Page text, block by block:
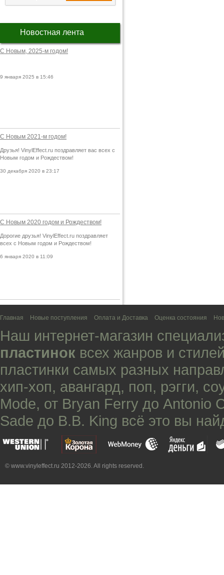
Новостная лента
С Новым, 2025-м годом!
9 января 2025 в 15:46
С Новым 2021-м годом!
Друзья! VinylEffect.ru поздравляет вас всех с
Новым годом и Рождеством!
30 декабря 2020 в 23:17
С Новым 2020 годом и Рождеством!
Дорогие друзья! VinylEffect.ru поздравляет
всех с Новым годом и Рождеством!
6 января 2020 в 11:09
Главная Новые поступления Оплата и Доставка Оценка состояния
Наш интернет-магазин
пластинок всех жанров и
пластинки самых разных
хип-хоп, авангард, поп, рэгги,
Mode, от Bryan Ferry до Antonio
Sade до B.B. King всё это вы
© www.vinyleffect.ru 2012-2026. All rights reserved.